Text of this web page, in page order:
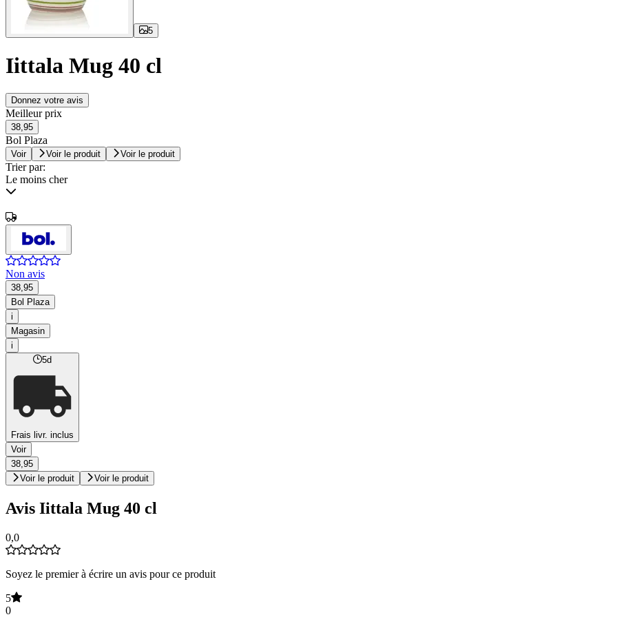
5
Iittala Mug 40 cl
Donnez votre avis
Meilleur prix
38,95
Bol Plaza
Voir Voir le produit Voir le produit
Trier par:
Le moins cher
Non avis
38,95
Bol Plaza
i
Magasin
i
5d
Frais livr. inclus
Voir
38,95
Voir le produit
Voir le produit
Avis Iittala Mug 40 cl
0,0
Soyez le premier à écrire un avis pour ce produit
5
0